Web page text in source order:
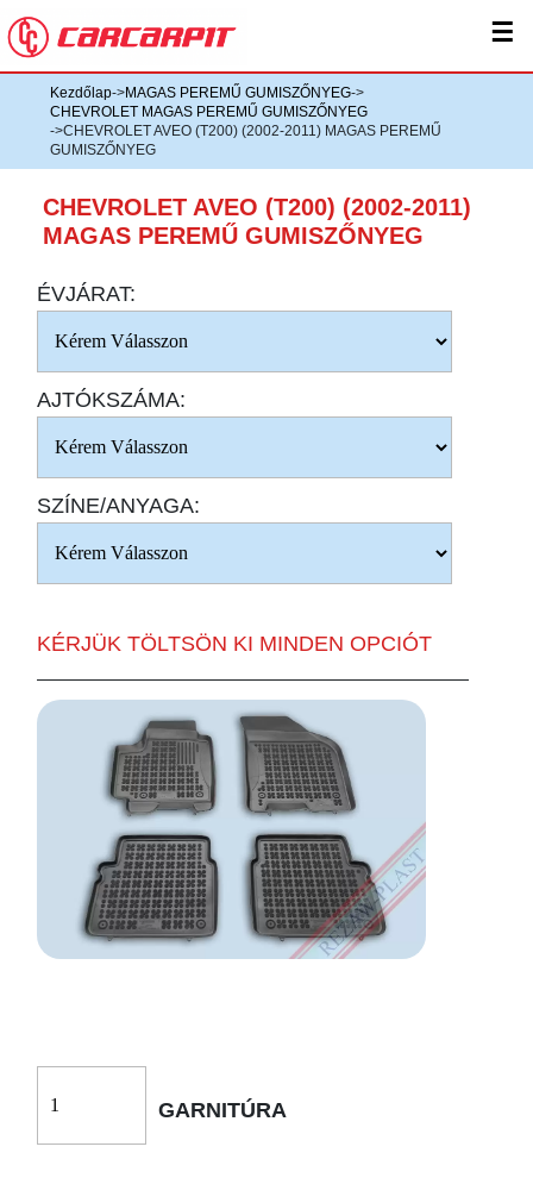
☰
Kezdőlap->MAGAS PEREMŰ GUMISZŐNYEG->
CHEVROLET MAGAS PEREMŰ GUMISZŐNYEG
->CHEVROLET AVEO (T200) (2002-2011) MAGAS PEREMŰ
GUMISZŐNYEG
CHEVROLET AVEO (T200) (2002-2011)
MAGAS PEREMŰ GUMISZŐNYEG
ÉVJÁRAT:
AJTÓKSZÁMA:
SZÍNE/ANYAGA:
KÉRJÜK TÖLTSÖN KI MINDEN OPCIÓT
GARNITÚRA